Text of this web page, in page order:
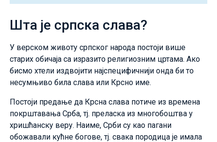
Шта је српска слава?
У верском животу српског народа постоји више
старих обичаја са изразито религиозним цртама. Ако
бисмо хтели издвојити најспецифичнији онда би то
несумњиво била слава или Крсно име.
Постоји предање да Крсна слава потиче из времена
покрштавања Срба, тј. преласка из многобоштва у
хришћанску веру. Наиме, Срби су као пагани
обожавали кућне богове, тј. свака породица је имала